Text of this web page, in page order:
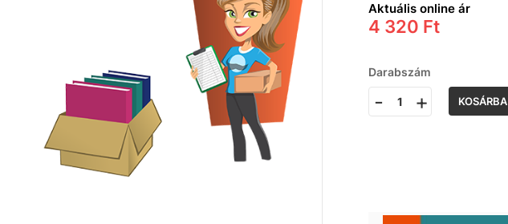
Aktuális online ár
4 320 Ft
Darabszám
- + KOSÁRBA